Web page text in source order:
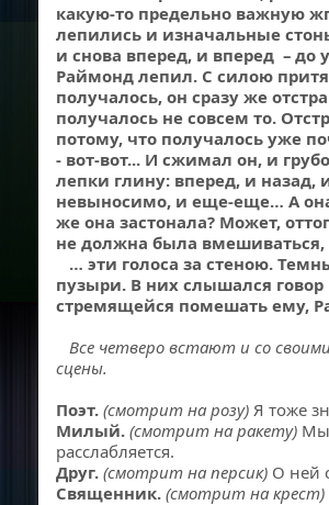
какую-то предельно важную
лепились и изначальные
и снова вперед, и вперед – до
Раймонд лепил. С силою
получалось, он сразу же
получалось не совсем то.
потому, что получалось уже
- вот-вот... И сжимал он, и
лепки глину: вперед, и назад,
невыносимо, и еще-еще… А
же она застонала? Может,
не должна была вмешиваться,
… эти голоса за стеною.
пузыри. В них слышался
стремящейся помешать ему,
Все четверо встают и со
сцены.
Поэт. (смотрит на розу) Я тоже
Милый. (смотрит на ракету) Мы
расслабляется.
Друг. (смотрит на персик) О ней
Священник. (смотрит на крест)